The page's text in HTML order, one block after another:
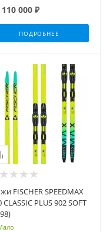
110 000 ₽
ПОДРОБНЕЕ
FISCHER SPEEDMAX
CLASSIC PLUS 902 SOFT